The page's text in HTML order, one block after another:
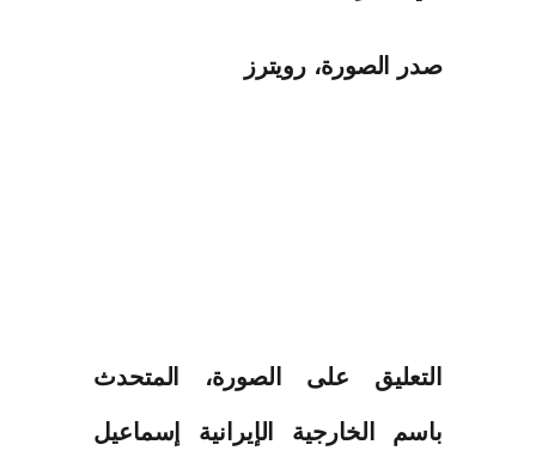
صدر الصورة، رويترز
التعليق على الصورة، المتحدث
باسم الخارجية الإيرانية إسماعيل